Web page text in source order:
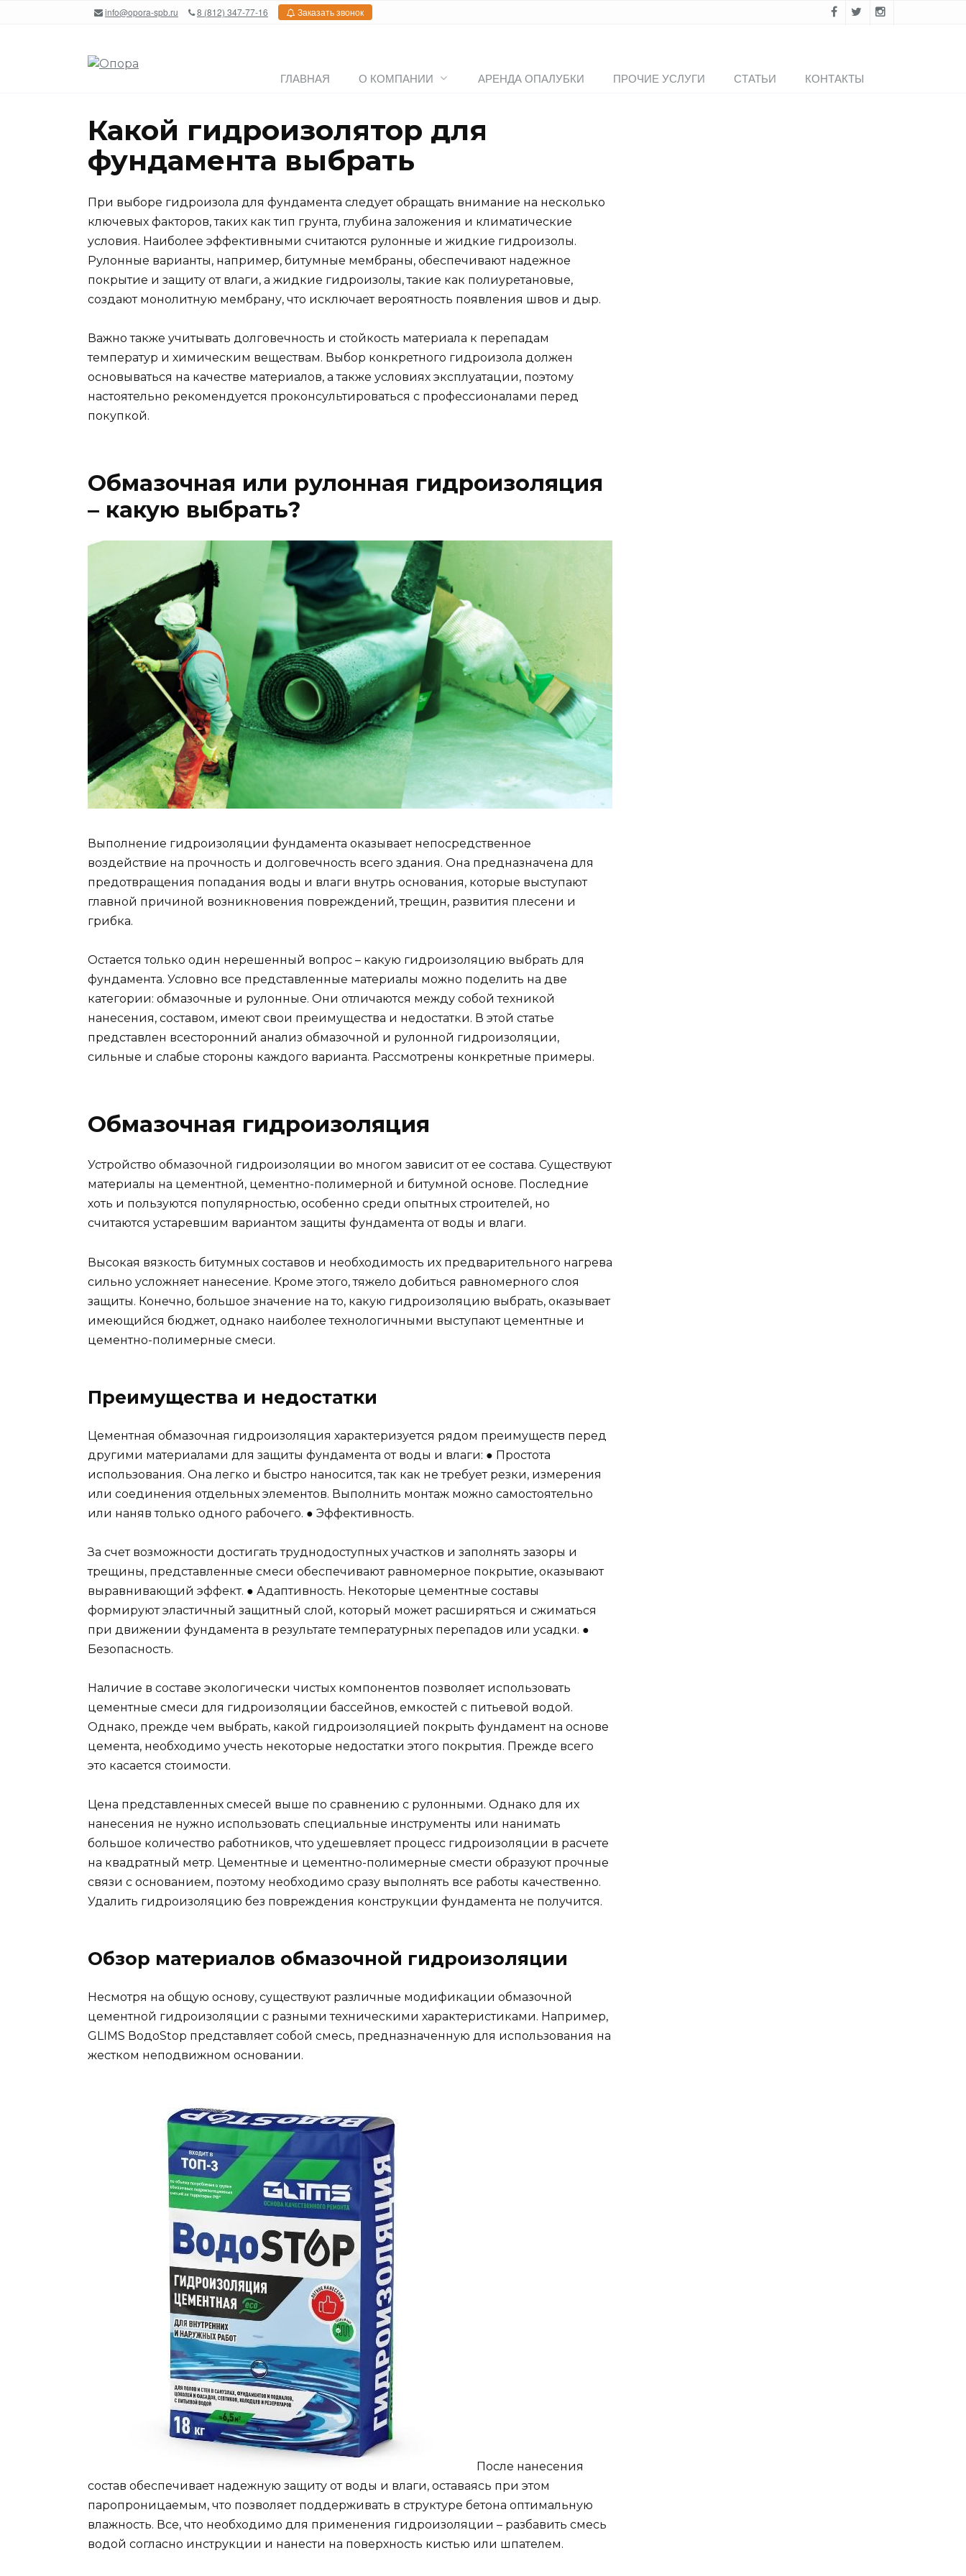
info@opora-spb.ru 8 (812) 347-77-16 Заказать звонок
ГЛАВНАЯ О КОМПАНИИ АРЕНДА ОПАЛУБКИ ПРОЧИЕ УСЛУГИ СТАТЬИ КОНТАКТЫ
Какой гидроизолятор для
фундамента выбрать
При выборе гидроизола для фундамента следует обращать внимание на несколько
ключевых факторов, таких как тип грунта, глубина заложения и климатические
условия. Наиболее эффективными считаются рулонные и жидкие гидроизолы.
Рулонные варианты, например, битумные мембраны, обеспечивают надежное
покрытие и защиту от влаги, а жидкие гидроизолы, такие как полиуретановые,
создают монолитную мембрану, что исключает вероятность появления швов и дыр.
Важно также учитывать долговечность и стойкость материала к перепадам
температур и химическим веществам. Выбор конкретного гидроизола должен
основываться на качестве материалов, а также условиях эксплуатации, поэтому
настоятельно рекомендуется проконсультироваться с профессионалами перед
покупкой.
Обмазочная или рулонная гидроизоляция
– какую выбрать?
Выполнение гидроизоляции фундамента оказывает непосредственное
воздействие на прочность и долговечность всего здания. Она предназначена для
предотвращения попадания воды и влаги внутрь основания, которые выступают
главной причиной возникновения повреждений, трещин, развития плесени и
грибка.
Остается только один нерешенный вопрос – какую гидроизоляцию выбрать для
фундамента. Условно все представленные материалы можно поделить на две
категории: обмазочные и рулонные. Они отличаются между собой техникой
нанесения, составом, имеют свои преимущества и недостатки. В этой статье
представлен всесторонний анализ обмазочной и рулонной гидроизоляции,
сильные и слабые стороны каждого варианта. Рассмотрены конкретные примеры.
Обмазочная гидроизоляция
Устройство обмазочной гидроизоляции во многом зависит от ее состава. Существуют
материалы на цементной, цементно-полимерной и битумной основе. Последние
хоть и пользуются популярностью, особенно среди опытных строителей, но
считаются устаревшим вариантом защиты фундамента от воды и влаги.
Высокая вязкость битумных составов и необходимость их предварительного нагрева
сильно усложняет нанесение. Кроме этого, тяжело добиться равномерного слоя
защиты. Конечно, большое значение на то, какую гидроизоляцию выбрать, оказывает
имеющийся бюджет, однако наиболее технологичными выступают цементные и
цементно-полимерные смеси.
Преимущества и недостатки
Цементная обмазочная гидроизоляция характеризуется рядом преимуществ перед
другими материалами для защиты фундамента от воды и влаги: ● Простота
использования. Она легко и быстро наносится, так как не требует резки, измерения
или соединения отдельных элементов. Выполнить монтаж можно самостоятельно
или наняв только одного рабочего. ● Эффективность.
За счет возможности достигать труднодоступных участков и заполнять зазоры и
трещины, представленные смеси обеспечивают равномерное покрытие, оказывают
выравнивающий эффект. ● Адаптивность. Некоторые цементные составы
формируют эластичный защитный слой, который может расширяться и сжиматься
при движении фундамента в результате температурных перепадов или усадки. ●
Безопасность.
Наличие в составе экологически чистых компонентов позволяет использовать
цементные смеси для гидроизоляции бассейнов, емкостей с питьевой водой.
Однако, прежде чем выбрать, какой гидроизоляцией покрыть фундамент на основе
цемента, необходимо учесть некоторые недостатки этого покрытия. Прежде всего
это касается стоимости.
Цена представленных смесей выше по сравнению с рулонными. Однако для их
нанесения не нужно использовать специальные инструменты или нанимать
большое количество работников, что удешевляет процесс гидроизоляции в расчете
на квадратный метр. Цементные и цементно-полимерные смести образуют прочные
связи с основанием, поэтому необходимо сразу выполнять все работы качественно.
Удалить гидроизоляцию без повреждения конструкции фундамента не получится.
Обзор материалов обмазочной гидроизоляции
Несмотря на общую основу, существуют различные модификации обмазочной
цементной гидроизоляции с разными техническими характеристиками. Например,
GLIMS ВодоStop представляет собой смесь, предназначенную для использования на
жестком неподвижном основании.
После нанесения
состав обеспечивает надежную защиту от воды и влаги, оставаясь при этом
паропроницаемым, что позволяет поддерживать в структуре бетона оптимальную
влажность. Все, что необходимо для применения гидроизоляции – разбавить смесь
водой согласно инструкции и нанести на поверхность кистью или шпателем.